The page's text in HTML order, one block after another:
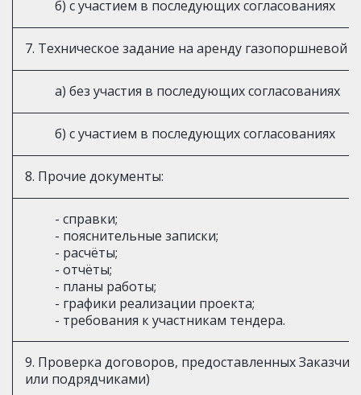
б) с участием в последующих согласованиях
7. Техническое задание на аренду газопоршневой
а) без участия в последующих согласованиях
б) с участием в последующих согласованиях
8. Прочие документы:
- справки;
- пояснительные записки;
- расчёты;
- отчёты;
- планы работы;
- графики реализации проекта;
- требования к участникам тендера.
9. Проверка договоров, предоставленных
или подрядчиками)